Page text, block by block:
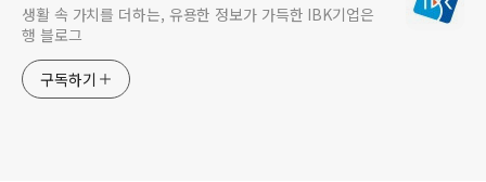
생활 속 가치를 더하는, 유용한 정보가 가득한 IBK기업은
행 블로그
구독하기